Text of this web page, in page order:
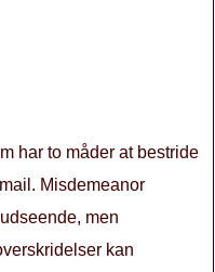
har to måder at bestride
Misdemeanor
men
kan